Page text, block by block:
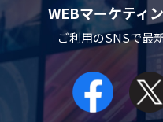
WEBマーケティ
ご利用のSNSで最